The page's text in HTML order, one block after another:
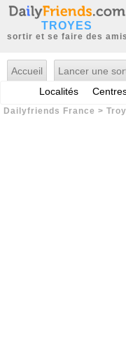
TROYES
sortir et se faire des amis
Accueil Lancer une
Localités
Dailyfriends France >